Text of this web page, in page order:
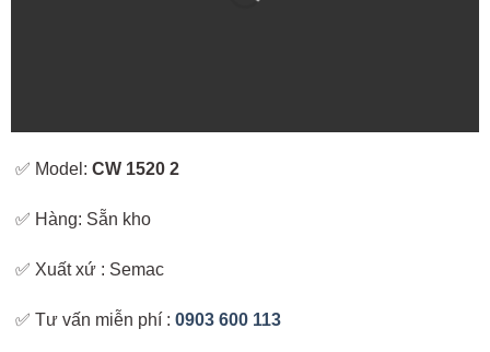
✅ Model:CW 1520 2
✅ Hàng: Sẵn kho
✅ Xuất xứ : Semac
✅ Tư vấn miễn phí :0903 600 113